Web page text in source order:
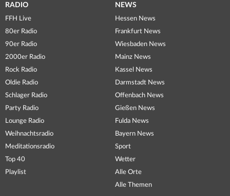
RADIO
FFH Live
80er Radio
90er Radio
2000er Radio
Rock Radio
Oldie Radio
Schlager Radio
Party Radio
Lounge Radio
Weihnachtsradio
Meditationsradio
Top 40
Playlist
NEWS
Hessen News
Frankfurt News
Wiesbaden News
Mainz News
Kassel News
Darmstadt News
Offenbach News
Gießen News
Fulda News
Bayern News
Sport
Wetter
Alle Orte
Alle Themen